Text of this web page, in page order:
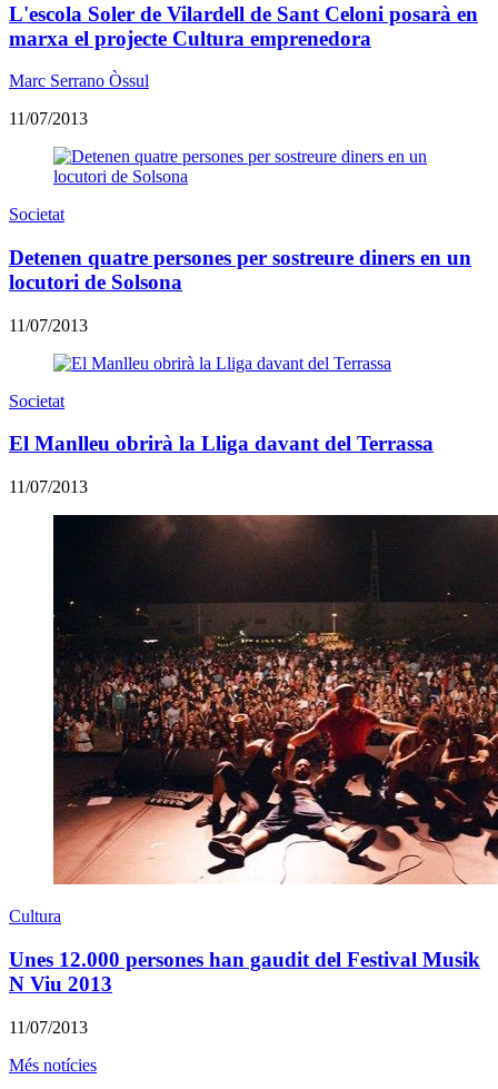
L'escola Soler de Vilardell de Sant Celoni posarà en
marxa el projecte Cultura emprenedora
Marc Serrano Òssul
11/07/2013
Societat
Detenen quatre persones per sostreure diners en un
locutori de Solsona
11/07/2013
Societat
El Manlleu obrirà la Lliga davant del Terrassa
11/07/2013
Cultura
Unes 12.000 persones han gaudit del Festival Musik
N Viu 2013
11/07/2013
Més notícies